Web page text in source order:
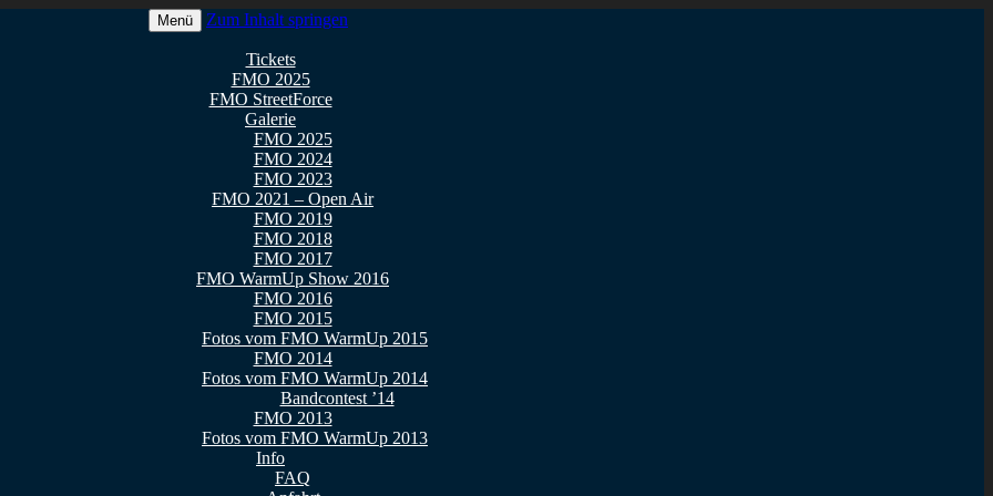
Menü Zum Inhalt springen
Tickets
FMO 2025
FMO StreetForce
Galerie
FMO 2025
FMO 2024
FMO 2023
FMO 2021 – Open Air
FMO 2019
FMO 2018
FMO 2017
FMO WarmUp Show 2016
FMO 2016
FMO 2015
Fotos vom FMO WarmUp 2015
FMO 2014
Fotos vom FMO WarmUp 2014
Bandcontest ’14
FMO 2013
Fotos vom FMO WarmUp 2013
Info
FAQ